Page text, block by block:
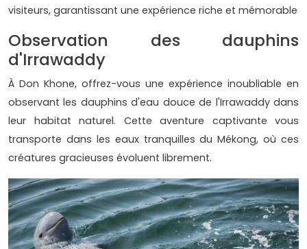
visiteurs, garantissant une expérience riche et mémorable
Observation des dauphins
d'Irrawaddy
À Don Khone, offrez-vous une expérience inoubliable en
observant les dauphins d'eau douce de l'Irrawaddy dans
leur habitat naturel. Cette aventure captivante vous
transporte dans les eaux tranquilles du Mékong, où ces
créatures gracieuses évoluent librement.